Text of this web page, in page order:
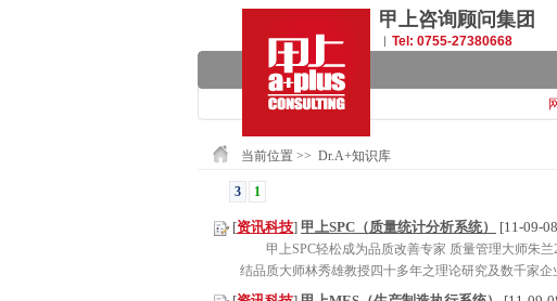
甲上咨询顾问集团
︳ Tel: 0755-27380668
当前位置 >> Dr.A+知识库
3 1
[资讯科技] 甲上SPC（质量统计分析系统） [11-09-
甲上SPC轻松成为品质改善专家 质量管理大师朱
结品质大师林秀雄教授四十多年之理论研究及数千家企